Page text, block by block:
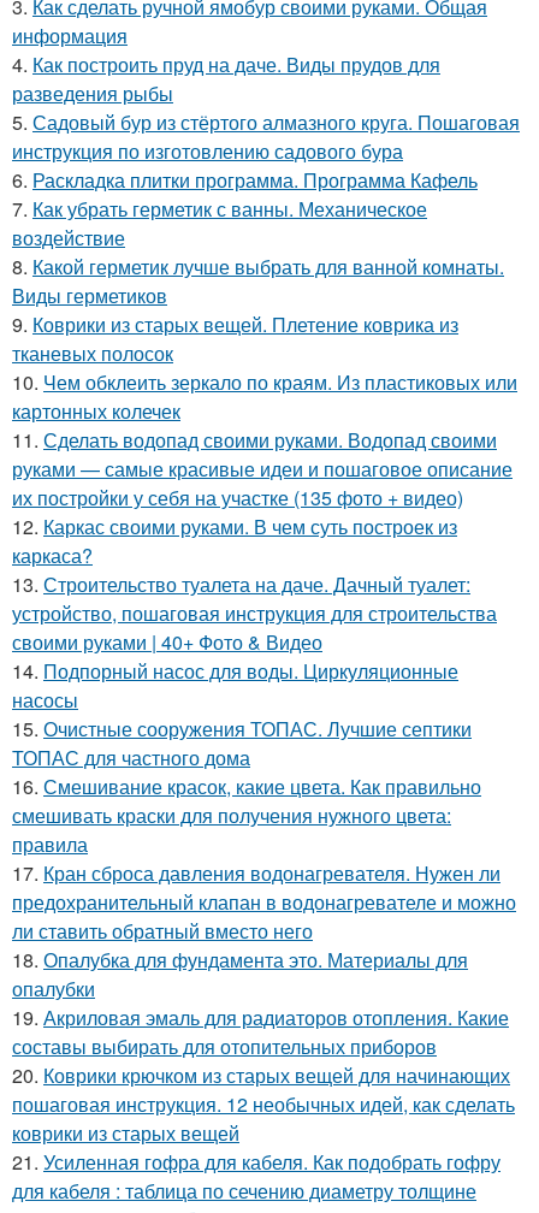
3. Как сделать ручной ямобур своими руками. Общая
информация
4. Как построить пруд на даче. Виды прудов для
разведения рыбы
5. Садовый бур из стёртого алмазного круга. Пошаговая
инструкция по изготовлению садового бура
6. Раскладка плитки программа. Программа Кафель
7. Как убрать герметик с ванны. Механическое
воздействие
8. Какой герметик лучше выбрать для ванной комнаты.
Виды герметиков
9. Коврики из старых вещей. Плетение коврика из
тканевых полосок
10. Чем обклеить зеркало по краям. Из пластиковых или
картонных колечек
11. Сделать водопад своими руками. Водопад своими
руками — самые красивые идеи и пошаговое описание
их постройки у себя на участке (135 фото + видео)
12. Каркас своими руками. В чем суть построек из
каркаса?
13. Строительство туалета на даче. Дачный туалет:
устройство, пошаговая инструкция для строительства
своими руками | 40+ Фото & Видео
14. Подпорный насос для воды. Циркуляционные
насосы
15. Очистные сооружения ТОПАС. Лучшие септики
ТОПАС для частного дома
16. Смешивание красок, какие цвета. Как правильно
смешивать краски для получения нужного цвета:
правила
17. Кран сброса давления водонагревателя. Нужен ли
предохранительный клапан в водонагревателе и можно
ли ставить обратный вместо него
18. Опалубка для фундамента это. Материалы для
опалубки
19. Акриловая эмаль для радиаторов отопления. Какие
составы выбирать для отопительных приборов
20. Коврики крючком из старых вещей для начинающих
пошаговая инструкция. 12 необычных идей, как сделать
коврики из старых вещей
21. Усиленная гофра для кабеля. Как подобрать гофру
для кабеля : таблица по сечению диаметру толщине